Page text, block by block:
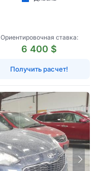
Ориентировочная ставка:
6 400 $
Получить расчет!